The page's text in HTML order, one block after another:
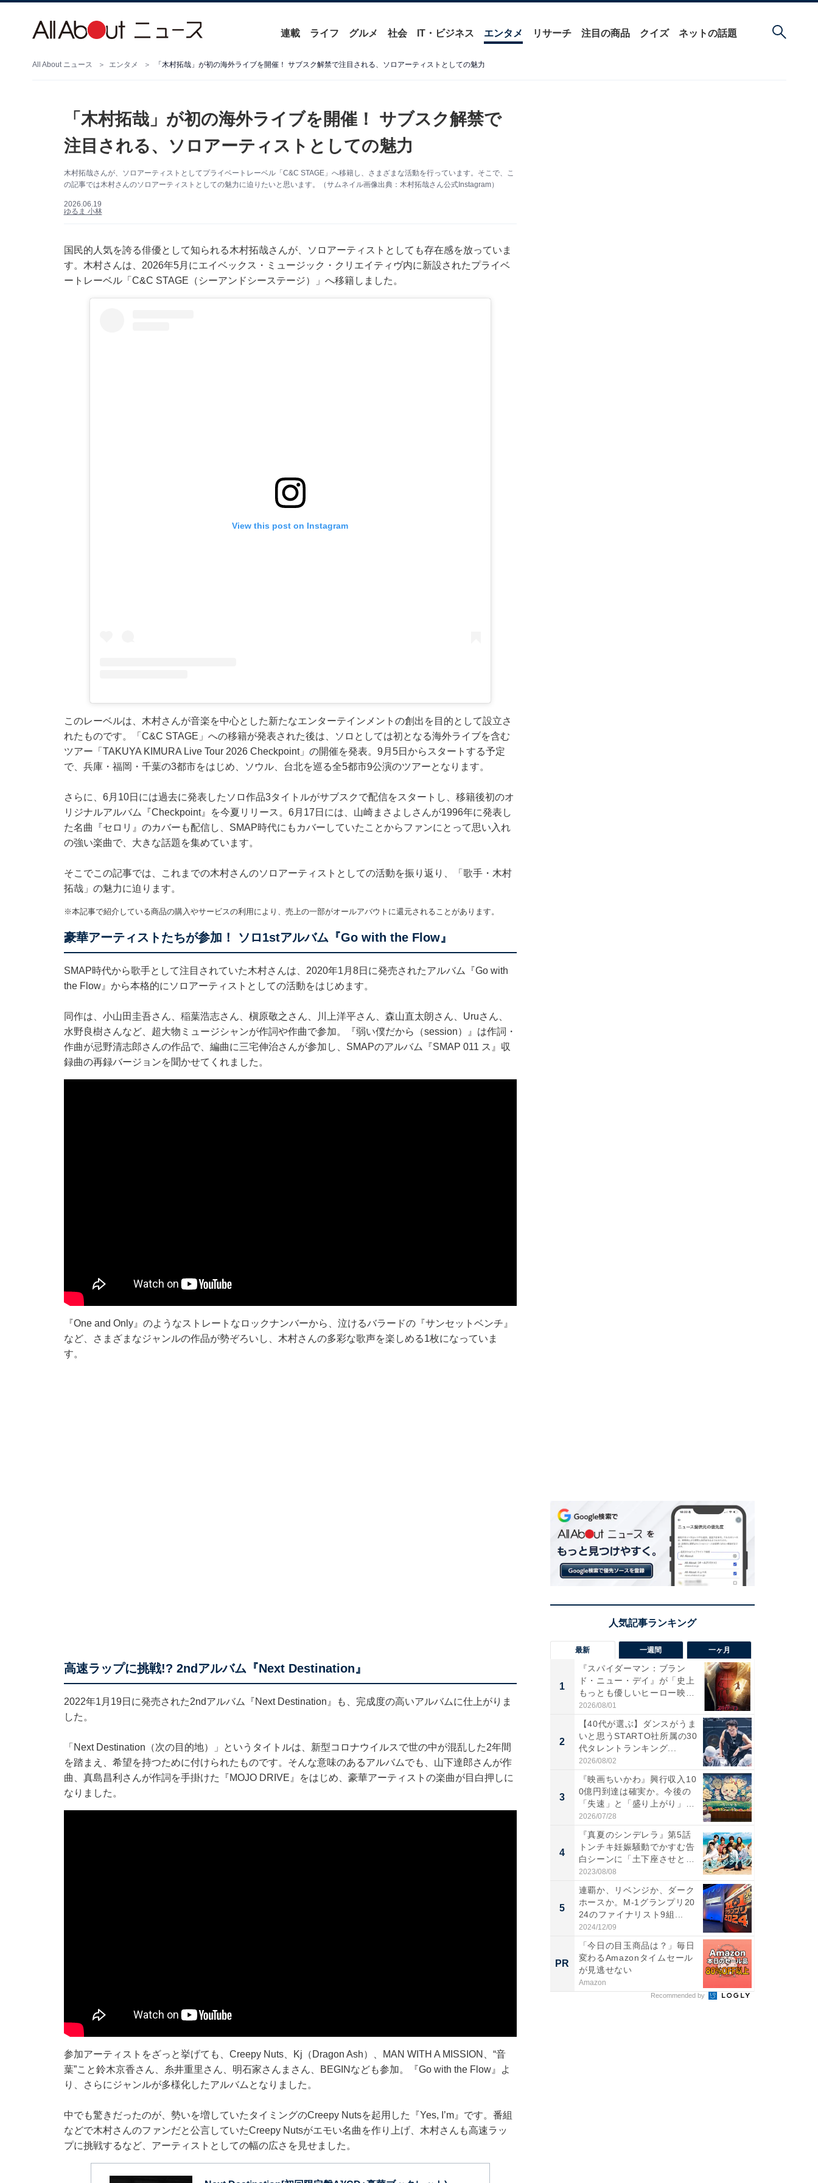
連載 ライフ グルメ 社会 IT・ビジネス エンタメ リサーチ 注目の商品 クイズ ネットの話題
All About ニュース エンタメ 「木村拓哉」が初の海外ライブを開催！ サブスク解禁で注目される、ソロアーティストとしての魅力
「木村拓哉」が初の海外ライブを開催！ サブスク解禁で
注目される、ソロアーティストとしての魅力
木村拓哉さんが、ソロアーティストとしてプライベートレーベル「C&C STAGE」へ移籍し、さまざまな活動を行っています。そこで、こ
の記事では木村さんのソロアーティストとしての魅力に迫りたいと思います。（サムネイル画像出典：木村拓哉さん公式Instagram）
2026.06.19
ゆるま 小林
国民的人気を誇る俳優として知られる木村拓哉さんが、ソロアーティストとしても存在感を放っていま
す。木村さんは、2026年5月にエイベックス・ミュージック・クリエイティヴ内に新設されたプライベ
ートレーベル「C&C STAGE（シーアンドシーステージ）」へ移籍しました。
View this post on Instagram
このレーベルは、木村さんが音楽を中心とした新たなエンターテインメントの創出を目的として設立さ
れたものです。「C&C STAGE」への移籍が発表された後は、ソロとしては初となる海外ライブを含む
ツアー「TAKUYA KIMURA Live Tour 2026 Checkpoint」の開催を発表。9月5日からスタートする予定
で、兵庫・福岡・千葉の3都市をはじめ、ソウル、台北を巡る全5都市9公演のツアーとなります。
さらに、6月10日には過去に発表したソロ作品3タイトルがサブスクで配信をスタートし、移籍後初のオ
リジナルアルバム『Checkpoint』を今夏リリース。6月17日には、山崎まさよしさんが1996年に発表し
た名曲『セロリ』のカバーも配信し、SMAP時代にもカバーしていたことからファンにとって思い入れ
の強い楽曲で、大きな話題を集めています。
そこでこの記事では、これまでの木村さんのソロアーティストとしての活動を振り返り、「歌手・木村
拓哉」の魅力に迫ります。
※本記事で紹介している商品の購入やサービスの利用により、売上の一部がオールアバウトに還元されることがあります。
豪華アーティストたちが参加！ ソロ1stアルバム『Go with the Flow』
SMAP時代から歌手として注目されていた木村さんは、2020年1月8日に発売されたアルバム『Go with
the Flow』から本格的にソロアーティストとしての活動をはじめます。
同作は、小山田圭吾さん、稲葉浩志さん、槇原敬之さん、川上洋平さん、森山直太朗さん、Uruさん、
水野良樹さんなど、超大物ミュージシャンが作詞や作曲で参加。『弱い僕だから（session）』は作詞・
作曲が忌野清志郎さんの作品で、編曲に三宅伸治さんが参加し、SMAPのアルバム『SMAP 011 ス』収
録曲の再録バージョンを聞かせてくれました。
『One and Only』のようなストレートなロックナンバーから、泣けるバラードの『サンセットベンチ』
など、さまざまなジャンルの作品が勢ぞろいし、木村さんの多彩な歌声を楽しめる1枚になっていま
す。
高速ラップに挑戦!? 2ndアルバム『Next Destination』
2022年1月19日に発売された2ndアルバム『Next Destination』も、完成度の高いアルバムに仕上がりま
した。
「Next Destination（次の目的地）」というタイトルは、新型コロナウイルスで世の中が混乱した2年間
を踏まえ、希望を持つために付けられたものです。そんな意味のあるアルバムでも、山下達郎さんが作
曲、真島昌利さんが作詞を手掛けた『MOJO DRIVE』をはじめ、豪華アーティストの楽曲が目白押しに
なりました。
参加アーティストをざっと挙げても、Creepy Nuts、Kj（Dragon Ash）、MAN WITH A MISSION、“音
葉”こと鈴木京香さん、糸井重里さん、明石家さんまさん、BEGINなども参加。『Go with the Flow』よ
り、さらにジャンルが多様化したアルバムとなりました。
中でも驚きだったのが、勢いを増していたタイミングのCreepy Nutsを起用した『Yes, I’m』です。番組
などで木村さんのファンだと公言していたCreepy Nutsがエモい名曲を作り上げ、木村さんも高速ラッ
プに挑戦するなど、アーティストとしての幅の広さを見せました。
最新 一週間 一ヶ月
1
『スパイダーマン：ブラン
ド・ニュー・デイ』が「史上
もっとも優しいヒーロー映
画」に...
2026/08/01
2
【40代が選ぶ】ダンスがうま
いと思うSTARTO社所属の30
代タレントランキング...
2026/08/02
3
『映画ちいかわ』興行収入10
0億円到達は確実か。今後の
「失速」と「盛り上がり」
が...
2026/07/28
4
『真夏のシンデレラ』第5話
トンチキ妊娠騒動でかすむ告
白シーンに「土下座させと
い...
2023/08/08
5
連覇か、リベンジか、ダーク
ホースか。M-1グランプリ20
24のファイナリスト9組...
2024/12/09
PR
「今日の目玉商品は？」毎日
変わるAmazonタイムセール
が見逃せない
Amazon
Recommended by